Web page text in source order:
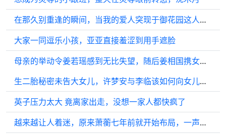
在那久别重逢的瞬间，当我的爱人突现于御花园这人群熙攘之处…
大家一同逗乐小孩，亚亚直接羞涩到用手遮脸
母亲的举动令姜若瑶感到无比失望，随后姜相国携女远离京城，辞去了官职
生二胎秘密未告大女儿，许梦安与李临该如何向女儿解析？
英子压力太大 竟离家出走，没想一家人都快疯了
越来越让人着迷，原来萧蘅七年前就开始布局，一声哨响引来众人， 让人